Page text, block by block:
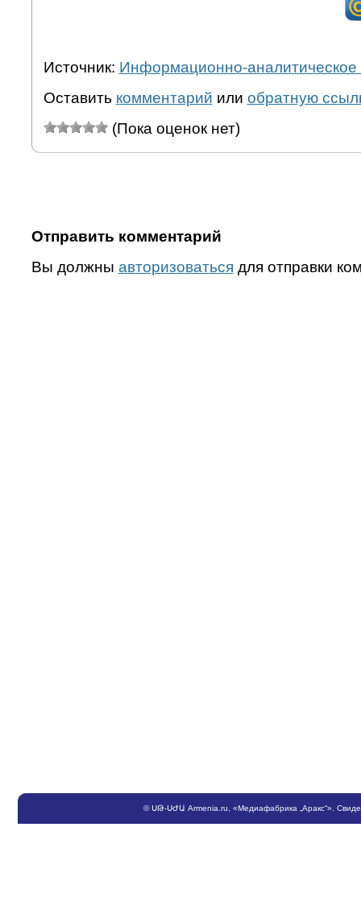
Источник: Информационно-аналитическое
Оставить комментарий или обратную
(Пока оценок нет)
Отправить комментарий
Вы должны авторизоваться для отправки
©ՍԹ-ՍԺԱ Armenia.ru , «Медиафабрика „Аракс“».